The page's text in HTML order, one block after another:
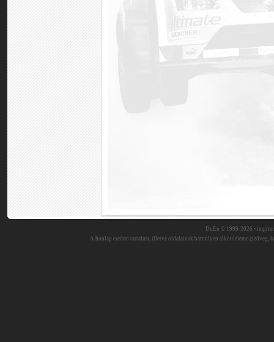
DuEn © 1999-2026 •
A honlap eredeti tartalma, illetve oldalainak bármilyen alkotóeleme (szöveg,